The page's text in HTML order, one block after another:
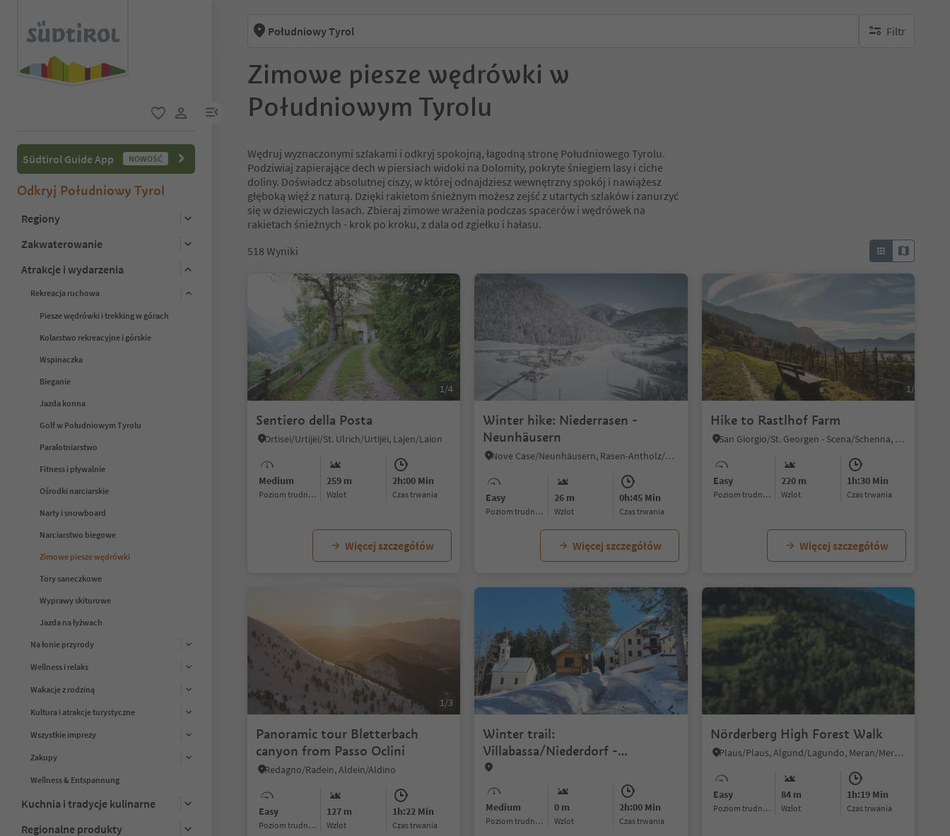
link menu
Südtirol Guide App NOWOŚĆ
Odkryj Południowy Tyrol
Regiony
Zakwaterowanie
Atrakcje i wydarzenia
Rekreacja ruchowa
Piesze wędrówki i trekking w górach
Kolarstwo rekreacyjne i górskie
Wspinaczka
Bieganie
Jazda konna
Golf w Południowym Tyrolu
Paralotniarstwo
Fitness i pływalnie
Ośrodki narciarskie
Narty i snowboard
Narciarstwo biegowe
Zimowe piesze wędrówki
Tory saneczkowe
Wyprawy skiturowe
Jazda na łyżwach
Na łonie przyrody
Wellness i relaks
Wakacje z rodziną
Kultura i atrakcje turystyczne
Wszystkie imprezy
Zakupy
Wellness & Entspannung
Kuchnia i tradycje kulinarne
Regionalne produkty
Południowy Tyrol Filtr
brak aktywnych
Zimowe piesze wędrówki w
Południowym Tyrolu
Wędruj wyznaczonymi szlakami i odkryj spokojną, łagodną stronę Południowego Tyrolu.
Podziwiaj zapierające dech w piersiach widoki na Dolomity, pokryte śniegiem lasy i ciche
doliny. Doświadcz absolutnej ciszy, w której odnajdziesz wewnętrzny spokój i nawiążesz
głęboką więź z naturą. Dzięki rakietom śnieżnym możesz zejść z utartych szlaków i zanurzyć
się w dziewiczych lasach. Zbieraj zimowe wrażenia podczas spacerów i wędrówek na
rakietach śnieżnych - krok po kroku, z dala od zgiełku i hałasu.
518 Wyniki
1/4
Sentiero della Posta
Ortisei/Urtijëi/St. Ulrich/Urtijëi, Lajen/Laion
Medium
Poziom trudności
259 m
Wzlot
2h:00 Min
czas trwania
Więcej szczegółów
Winter hike: Niederrasen -
Neunhäusern
Nove Case/Neunhäusern, Rasen-Antholz/Rasun Anterselva, Dolomites Region Kronplatz/Plan de Corones
Easy
Poziom trudności
26 m
Wzlot
0h:45 Min
czas trwania
Więcej szczegółów
1/4
Hike to Rastlhof Farm
San Giorgio/St. Georgen - Scena/Schenna, Schenna/Scena, Meran/Merano and environs
Easy
Poziom trudności
220 m
Wzlot
1h:30 Min
czas trwania
Więcej szczegółów
1/3
Panoramic tour Bletterbach
canyon from Passo Oclini
Redagno/Radein, Aldein/Aldino
Easy
Poziom trudności
127 m
Wzlot
1h:22 Min
czas trwania
Winter trail:
Villabassa/Niederdorf -
Altschluderbach/Carbonin
Vecchia - Rienz/Rienza
Medium
Poziom trudności
0 m
Wzlot
2h:00 Min
czas trwania
Nörderberg High Forest Walk
Plaus/Plaus, Algund/Lagundo, Meran/Merano and environs
Easy
Poziom trudności
84 m
Wzlot
1h:19 Min
czas trwania